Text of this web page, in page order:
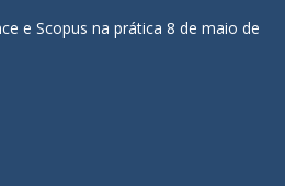
e Scopus na prática 8 de maio de